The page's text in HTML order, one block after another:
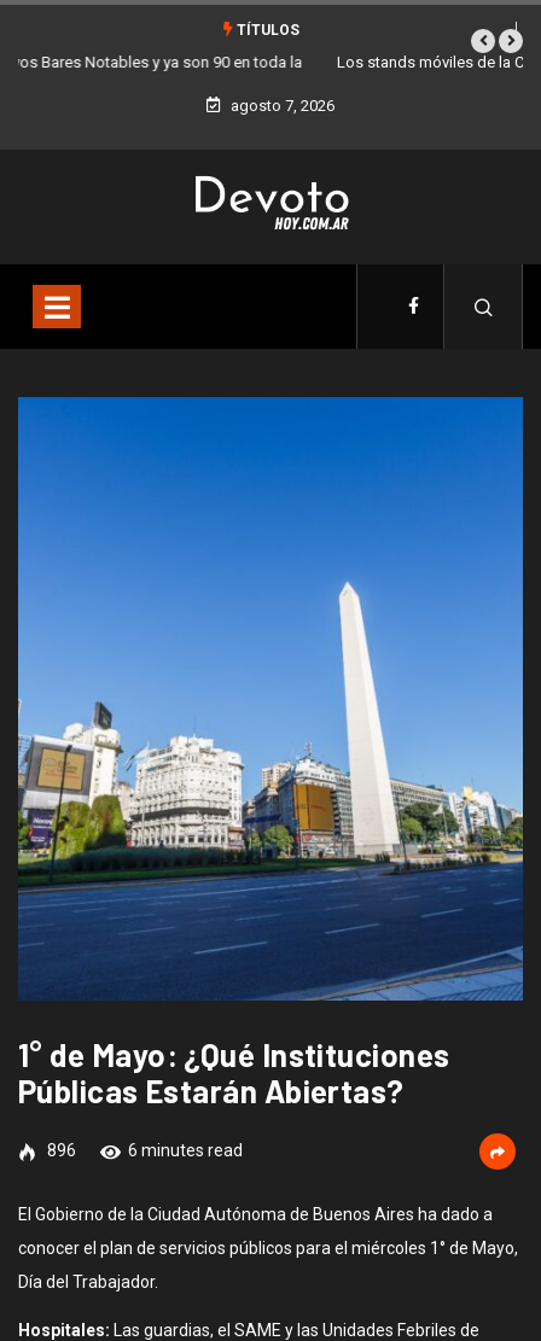
TÍTULOS
Los stands móviles de la Ciudad llegan esta semana a Villa Devoto
agosto 7, 2026
1° de Mayo: ¿Qué Instituciones
Públicas Estarán Abiertas?
896 6 minutes read
El Gobierno de la Ciudad Autónoma de Buenos Aires ha dado a
conocer el plan de servicios públicos para el miércoles 1° de Mayo,
Día del Trabajador.
Hospitales: Las guardias, el SAME y las Unidades Febriles de